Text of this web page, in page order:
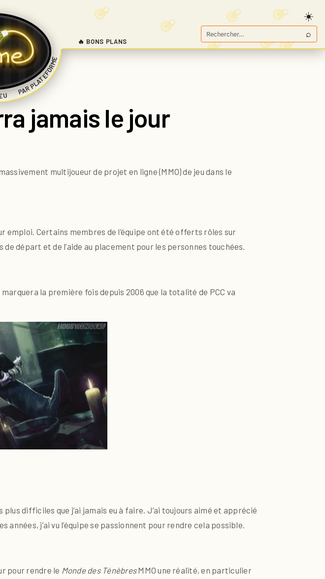
Rechercher
⌕
PAR PLATEFORME
|
🔥 BONS PLANS
jamais le jour
multijoueur de projet en ligne (MMO) de jeu dans le
emploi. Certains membres de l’équipe ont été offerts rôles sur
départ et de l’aide au placement pour les personnes touchées.
la première fois depuis 2006 que la totalité de PCC va
plus difficiles que j’ai jamais eu à faire. J’ai toujours aimé et apprécié
années, j’ai vu l’équipe se passionnent pour rendre cela possible.
pour rendre le Monde des TénèbresMMO une réalité, en particulier